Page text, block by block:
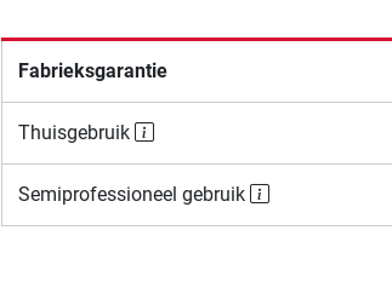
Fabrieksgarantie
Thuisgebruik
Semiprofessioneel gebruik